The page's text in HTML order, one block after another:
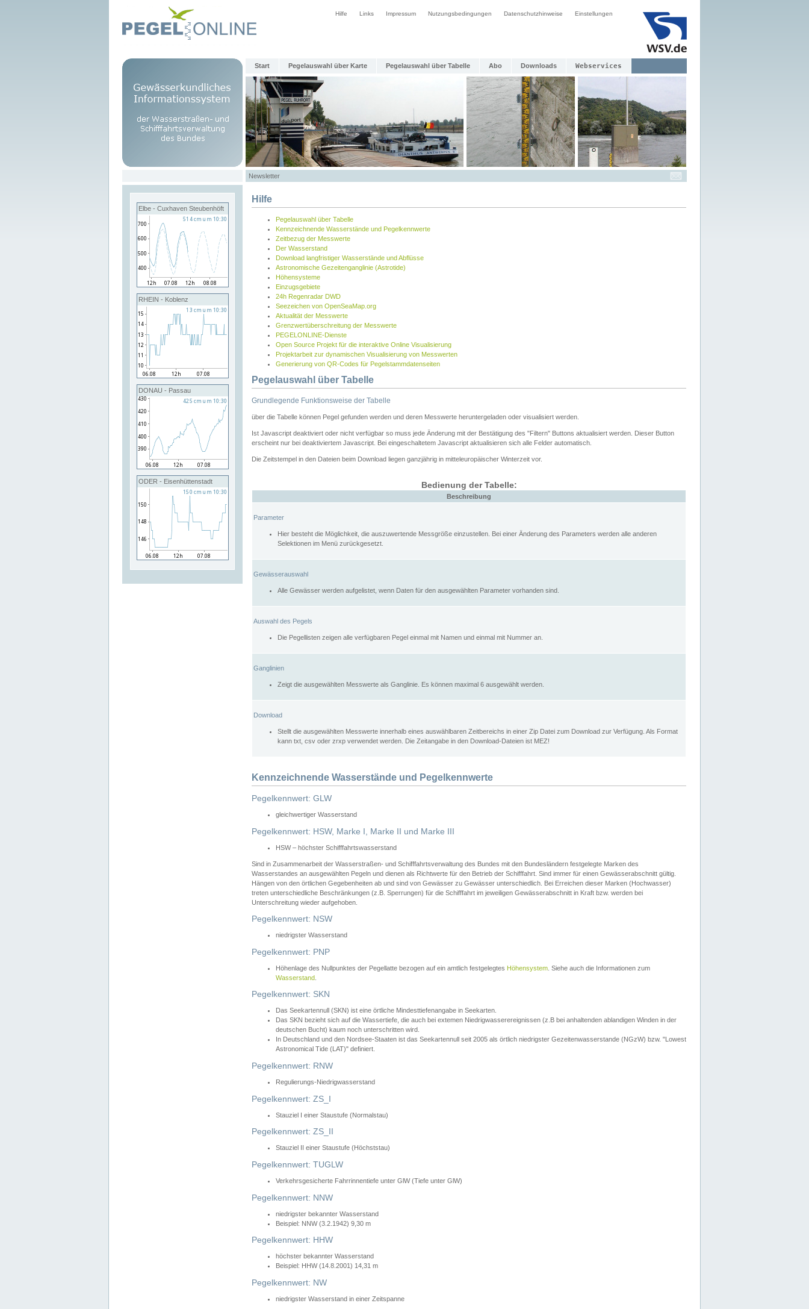
Hilfe Links Impressum Nutzungsbedingungen Datenschutzhinweise Einstellungen
Start Pegelauswahl über Karte Pegelauswahl über Tabelle Abo Downloads Webservices
Newsletter
Elbe - Cuxhaven Steubenhöft
RHEIN - Koblenz
DONAU - Passau
ODER - Eisenhüttenstadt
Hilfe
Pegelauswahl über Tabelle
Kennzeichnende Wasserstände und Pegelkennwerte
Zeitbezug der Messwerte
Der Wasserstand
Download langfristiger Wasserstände und Abflüsse
Astronomische Gezeitenganglinie (Astrotide)
Höhensysteme
Einzugsgebiete
24h Regenradar DWD
Seezeichen von OpenSeaMap.org
Aktualität der Messwerte
Grenzwertüberschreitung der Messwerte
PEGELONLINE-Dienste
Open Source Projekt für die interaktive Online Visualisierung
Projektarbeit zur dynamischen Visualisierung von Messwerten
Generierung von QR-Codes für Pegelstammdatenseiten
Pegelauswahl über Tabelle
Grundlegende Funktionsweise der Tabelle
über die Tabelle können Pegel gefunden werden und deren Messwerte heruntergeladen oder visualisiert werden.
Ist Javascript deaktiviert oder nicht verfügbar so muss jede Änderung mit der Bestätigung des "Filtern" Buttons aktualisiert werden. Dieser Button
erscheint nur bei deaktiviertem Javascript. Bei eingeschaltetem Javascript aktualisieren sich alle Felder automatisch.
Die Zeitstempel in den Dateien beim Download liegen ganzjährig in mitteleuropäischer Winterzeit vor.
Bedienung der Tabelle:
Beschreibung
Parameter
Hier besteht die Möglichkeit, die auszuwertende Messgröße einzustellen. Bei einer Änderung des Parameters werden alle anderen
Selektionen im Menü zurückgesetzt.
Gewässerauswahl
Alle Gewässer werden aufgelistet, wenn Daten für den ausgewählten Parameter vorhanden sind.
Auswahl des Pegels
Die Pegellisten zeigen alle verfügbaren Pegel einmal mit Namen und einmal mit Nummer an.
Ganglinien
Zeigt die ausgewählten Messwerte als Ganglinie. Es können maximal 6 ausgewählt werden.
Download
Stellt die ausgewählten Messwerte innerhalb eines auswählbaren Zeitbereichs in einer Zip Datei zum Download zur Verfügung. Als Format
kann txt, csv oder zrxp verwendet werden. Die Zeitangabe in den Download-Dateien ist MEZ!
Kennzeichnende Wasserstände und Pegelkennwerte
Pegelkennwert: GLW
gleichwertiger Wasserstand
Pegelkennwert: HSW, Marke I, Marke II und Marke III
HSW – höchster Schifffahrtswasserstand
Sind in Zusammenarbeit der Wasserstraßen- und Schifffahrtsverwaltung des Bundes mit den Bundesländern festgelegte Marken des
Wasserstandes an ausgewählten Pegeln und dienen als Richtwerte für den Betrieb der Schifffahrt. Sind immer für einen Gewässerabschnitt gültig.
Hängen von den örtlichen Gegebenheiten ab und sind von Gewässer zu Gewässer unterschiedlich. Bei Erreichen dieser Marken (Hochwasser)
treten unterschiedliche Beschränkungen (z.B. Sperrungen) für die Schifffahrt im jeweiligen Gewässerabschnitt in Kraft bzw. werden bei
Unterschreitung wieder aufgehoben.
Pegelkennwert: NSW
niedrigster Wasserstand
Pegelkennwert: PNP
Höhenlage des Nullpunktes der Pegellatte bezogen auf ein amtlich festgelegtes Höhensystem . Siehe auch die Informationen zum
Wasserstand
Pegelkennwert: SKN
Das Seekartennull (SKN) ist eine örtliche Mindesttiefenangabe in Seekarten.
Das SKN bezieht sich auf die Wassertiefe, die auch bei extemen Niedrigwasserereignissen (z.B bei anhaltenden ablandigen Winden in der
deutschen Bucht) kaum noch unterschritten wird.
In Deutschland und den Nordsee-Staaten ist das Seekartennull seit 2005 als örtlich niedrigster Gezeitenwasserstande (NGzW) bzw. "Lowest
Astronomical Tide (LAT)" definiert.
Pegelkennwert: RNW
Regulierungs-Niedrigwasserstand
Pegelkennwert: ZS_I
Stauziel I einer Staustufe (Normalstau)
Pegelkennwert: ZS_II
Stauziel II einer Staustufe (Höchststau)
Pegelkennwert: TUGLW
Verkehrsgesicherte Fahrrinnentiefe unter GlW (Tiefe unter GlW)
Pegelkennwert: NNW
niedrigster bekannter Wasserstand
Beispiel: NNW (3.2.1942) 9,30 m
Pegelkennwert: HHW
höchster bekannter Wasserstand
Beispiel: HHW (14.8.2001) 14,31 m
Pegelkennwert: NW
niedrigster Wasserstand in einer Zeitspanne